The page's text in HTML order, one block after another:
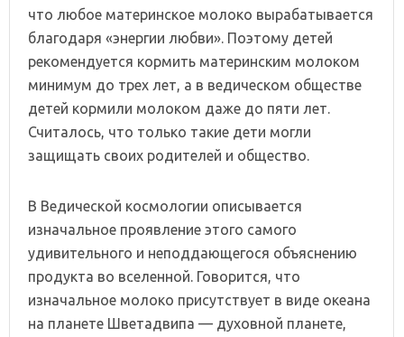
что любое материнское молоко вырабатывается
благодаря «энергии любви». Поэтому детей
рекомендуется кормить материнским молоком
минимум до трех лет, а в ведическом обществе
детей кормили молоком даже до пяти лет.
Считалось, что только такие дети могли
защищать своих родителей и общество.
В Ведической космологии описывается
изначальное проявление этого самого
удивительного и неподдающегося объяснению
продукта во вселенной. Говорится, что
изначальное молоко присутствует в виде океана
на планете Шветадвипа — духовной планете,